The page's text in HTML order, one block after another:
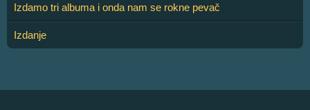
Izdamo tri albuma i onda nam se rokne pevač
Izdanje